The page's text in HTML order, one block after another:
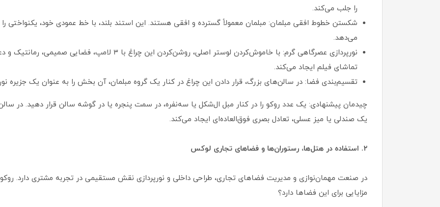
را جلب می‌کند.
شکستن خطوط افقی مبلمان: مبلمان معمولاً گسترده و افقی هستند. این استند بلند، با خط عمودی خود، یکنواختی
می‌دهد.
نورپردازی عصرگاهی گرم: با خاموش‌کردن لوستر اصلی، روشن‌کردن این
تماشای فیلم ایجاد می‌کند.
تقسیم‌بندی فضا: در سالن‌های بزرگ، قرار دادن این چراغ در کنار یک گروه مبلمان، آن بخش را به عنوان یک جزیره
چیدمان پیشنهادی: یک عدد روکو را در کنار مبل ال‌شکل یا سه‌نفره، در سمت پنجره یا در گوشه سالن قرار دهید. در
یک صندلی یا میز عسلی، تعادل بصری فوق‌العاده‌ای ایجاد می‌کند.
۲. استفاده در هتل‌ها، رستوران‌ها و فضاهای تجاری لوکس
در صنعت مهمان‌نوازی و مدیریت فضاهای تجاری، طراحی داخلی و نورپردازی نقش مستقیمی در تجربه مشتری دارد.
مزایایی برای این فضاها دارد؟